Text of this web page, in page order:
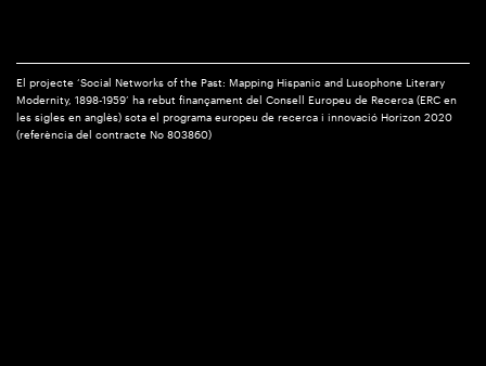
El projecte ‘Social Networks of the Past: Mapping Hispanic and Lusophone Literary
Modernity, 1898-1959’ ha rebut finançament del Consell Europeu de Recerca (ERC en
les sigles en anglès) sota el programa europeu de recerca i innovació Horizon 2020
(referència del contracte No 803860)